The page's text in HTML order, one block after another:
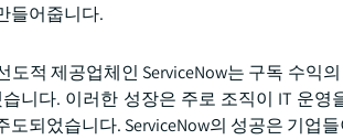
들어줍니다.
도적 제공업체인 ServiceNow는 구독 수익
니다. 이러한 성장은 주로 조직이 IT 운
되었습니다. ServiceNow의 성공은 기업